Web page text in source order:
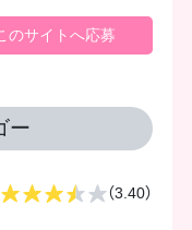
のサイトへ応募
ー
（3.40）